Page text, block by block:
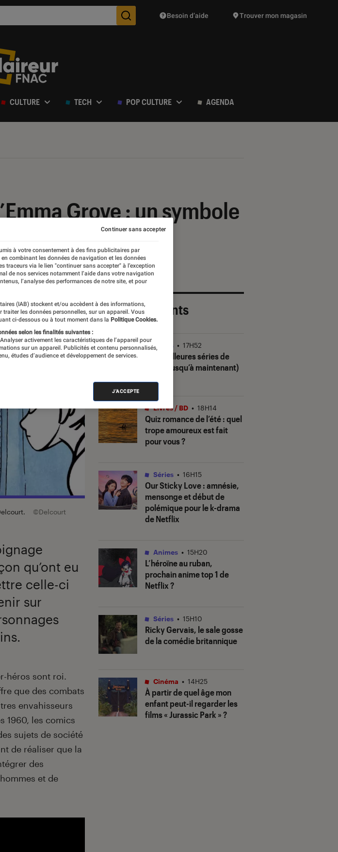
Des suggestions de produits vont vous être proposées
Besoin d’aide Trouver mon magasin
CULTURE TECH POP CULTURE AGENDA
Grove : un symbole
les comics
©Delcourt
qu’ont eu
celle-ci
sur
héros sont roi.
que des combats
envahisseurs
1960, les comics
sujets de société
de réaliser que la
des
et de
Les plus récents
Les meilleures séries de
2026 (jusqu’à maintenant)
Séries • 17H52
Quiz romance de l’été : quel
trope amoureux est fait
pour vous ?
Livres / BD • 18H14
Our Sticky Love: amnésie,
mensonge et début de
polémique pour le k-drama
de Netflix
Séries • 16H15
L’héroïne au ruban,
prochain anime top 1 de
Netflix ?
Animes • 15H20
Ricky Gervais, le sale gosse
de la comédie britannique
Séries • 15H10
À partir de quel âge mon
enfant peut-il regarder les
films « Jurassic Park » ?
Cinéma • 14H25
à votre consentement à des fins publicitaires par
combinant les données de navigation et les données
traceurs via le lien "continuer sans accepter" à l’exception
de nos services notamment l’aide dans votre navigation
l’analyse des performances de notre site, et pour
(IAB) stockent et/ou accèdent à des informations,
les données personnelles, sur un appareil. Vous
ci-dessous ou à tout moment dans la Politique Cookies.
selon les finalités suivantes :
activement les caractéristiques de l’appareil pour
sur un appareil. Publicités et contenu personnalisés,
études d’audience et développement de services.
J'ACCEPTE
Continuer sans accepter